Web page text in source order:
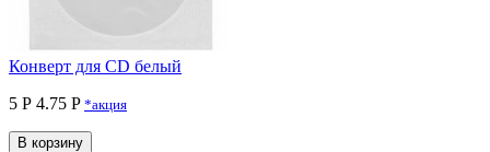
Конверт для CD белый
5 Р 4.75 P *акция
В корзину